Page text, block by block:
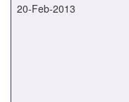
20-Feb-2013